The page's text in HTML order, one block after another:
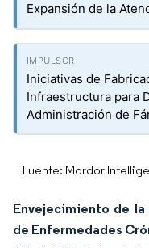
Expansión de la
Iniciativas de
Infraestructura para
Administración de
Fuente: Mordor
Envejecimiento de
de Enfermedades